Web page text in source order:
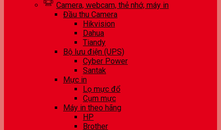
Camera, webcam, thẻ nhớ, máy in
Đầu thu Camera
Hikvision
Dahua
Tiandy
Bộ lưu điện (UPS)
Cyber Power
Santak
Mực in
Lọ mực đổ
Cụm mực
Máy in theo hãng
HP
Brother